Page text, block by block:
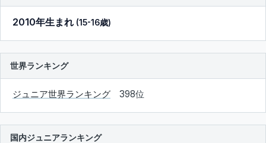
2010年生まれ (15-16歳)
世界ランキング
ジュニア世界ランキング 398位
国内ジュニアランキング